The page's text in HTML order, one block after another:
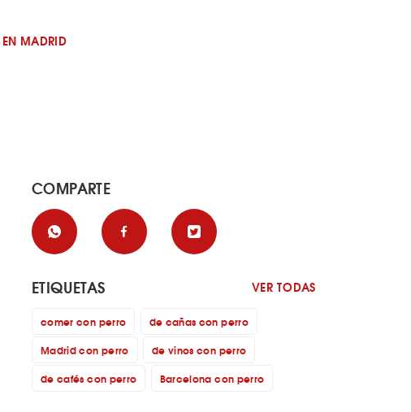
EN MADRID
COMPARTE
ETIQUETAS VER TODAS
comer con perro
de cañas con perro
Madrid con perro
de vinos con perro
de cafés con perro
Barcelona con perro